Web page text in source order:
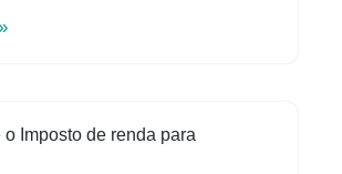
o Imposto de renda para